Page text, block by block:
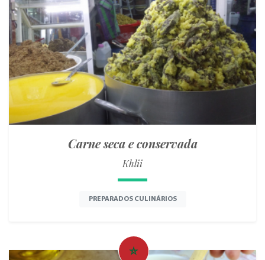
Carne seca e conservada
Khlii
PREPARADOS CULINÁRIOS